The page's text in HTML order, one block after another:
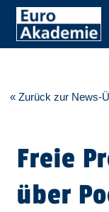
« Zurück zur News-
Freie
über